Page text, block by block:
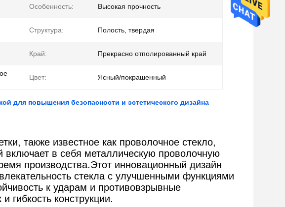
Особенность: Высокая прочность
Структура: Полость, твердая
Край: Прекрасно отполированный край
Цвет: Ясный/покрашенный
для повышения безопасности и эстетического дизайна
также известное как проволочное стекло,
включает в себя металлическую проволочную
производства.Этот инновационный дизайн
стекла с улучшенными функциями
к ударам и противовзрывные
гибкость конструкции.